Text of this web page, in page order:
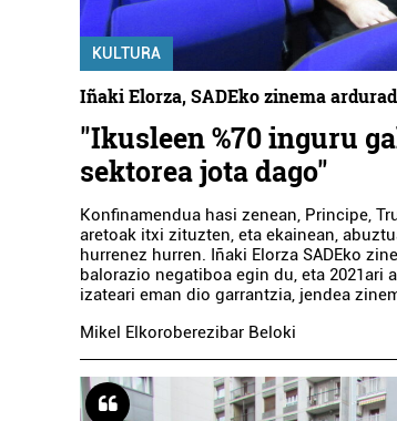
KULTURA
Iñaki Elorza, SADEko zinema
"Ikusleen %70 inguru
sektorea jota dago"
Konfinamendua hasi zenean, Principe,
aretoak itxi zituzten, eta ekainean,
hurrenez hurren. Iñaki Elorza SADEko
balorazio negatiboa egin du, eta 2021ari
izateari eman dio garrantzia, jendea
Mikel Elkoroberezibar Beloki